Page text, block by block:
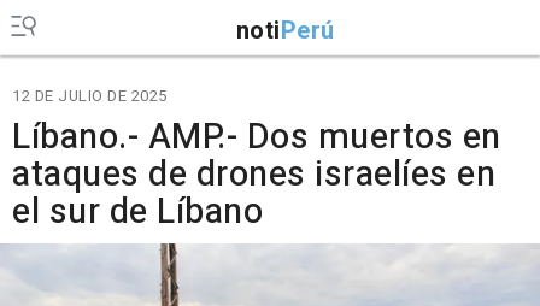
notiPerú
12 DE JULIO DE 2025
Líbano.- AMP.- Dos muertos en
ataques de drones israelíes en
el sur de Líbano